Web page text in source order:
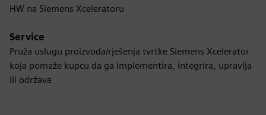
HW na Siemens Xceleratoru
Service
Pruža uslugu proizvoda/rješenja tvrtke Siemens Xcelerator
koja pomaže kupcu da ga implementira, integrira, upravlja
ili održava